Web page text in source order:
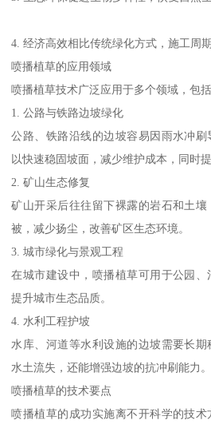
4. 经济高效相比传统绿化方式，施工周
喷播植草的应用领域
喷播植草技术广泛应用于多个领域，包
1. 公路与铁路边坡绿化
公路、铁路沿线的边坡容易因雨水冲
以快速稳固坡面，减少维护成本，同时
2. 矿山生态修复
矿山开采后往往留下裸露的岩石和土
被，减少扬尘，改善矿区生态环境。
3. 城市绿化与景观工程
在城市建设中，喷播植草可用于公园、
提升城市生态品质。
4. 水利工程护坡
水库、河道等水利设施的边坡需要长
水土流失，还能增强边坡的抗冲刷能力。
喷播植草的技术要点
喷播植草的成功实施离不开科学的技